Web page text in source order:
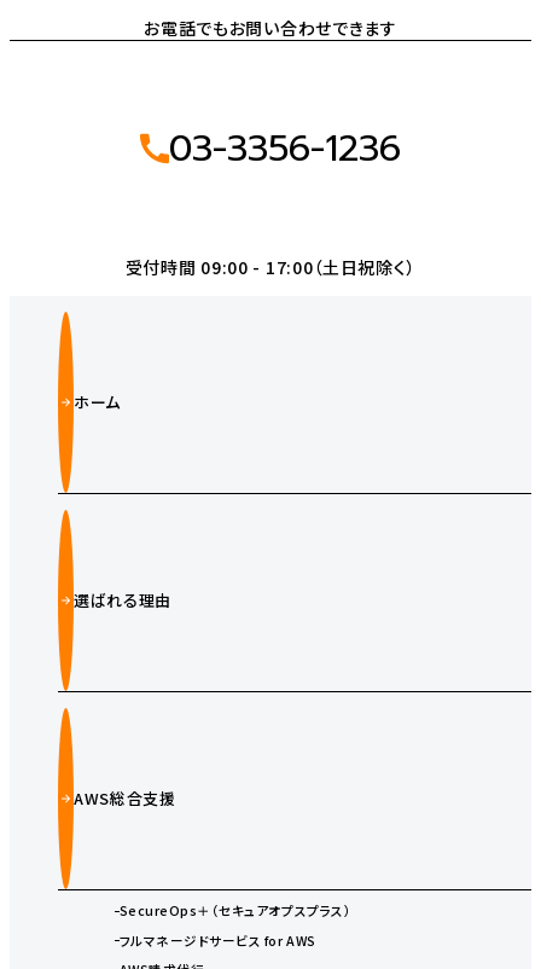
お電話でもお問い合わせできます
03-3356-1236
受付時間 09:00 - 17:00（土日祝除く）
ホーム
選ばれる理由
AWS総合支援
SecureOps＋（セキュアオプスプラス）
フルマネージドサービス for AWS